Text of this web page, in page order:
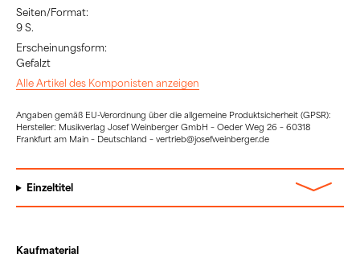
Seiten/Format:
9 S.
Erscheinungsform:
Gefalzt
Alle Artikel des Komponisten anzeigen
Angaben gemäß EU-Verordnung über die allgemeine Produktsicherheit (GPSR):
Hersteller: Musikverlag Josef Weinberger GmbH – Oeder Weg 26 – 60318
Frankfurt am Main – Deutschland – vertrieb@josefweinberger.de
Einzeltitel
Kaufmaterial